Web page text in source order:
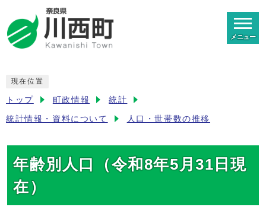
メニュー
現在位置
トップ 町政情報 統計
統計情報・資料について 人口・世帯数の推移
年齢別人口（令和8年5月31日現
在）